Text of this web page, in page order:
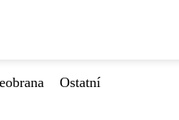
Ostatní